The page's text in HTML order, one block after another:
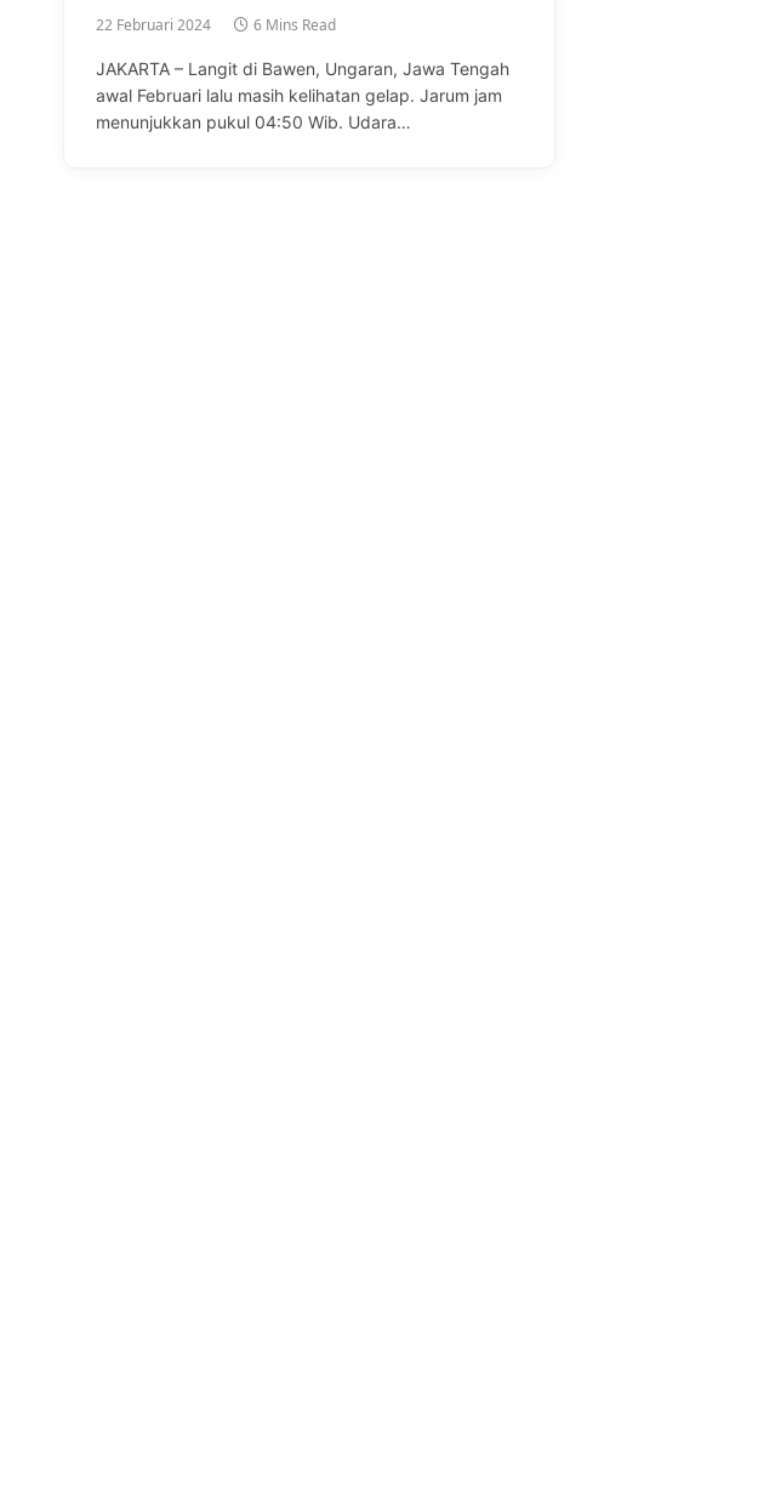
22 Februari 2024 6 Mins Read
JAKARTA – Langit di Bawen, Ungaran, Jawa Tengah
awal Februari lalu masih kelihatan gelap. Jarum jam
menunjukkan pukul 04:50 Wib. Udara…